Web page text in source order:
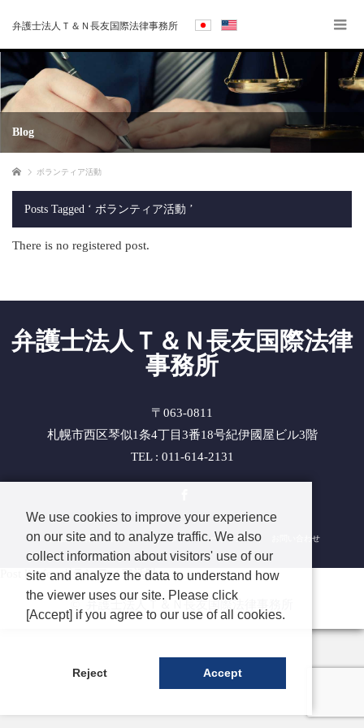
弁護士法人Ｔ＆Ｎ長友国際法律事務所
Blog
Home ボランティア活動
Posts Tagged ‘ ボランティア活動 ’
There is no registered post.
弁護士法人Ｔ＆Ｎ長友国際法律
事務所
〒063-0811
札幌市西区琴似1条4丁目3番18号紀伊國屋ビル3階
TEL : 011-614-2131
Facebook
長友国際法律事務所について プライバシーポリシー お問い合わせ
Post list for ボランティア活動
TEL CONTACT ENGLISH
We use cookies to improve your experience
on our site and to analyze traffic. We also
collect information about visitors' use of our
site and analyze the data to understand how
the viewer uses our site. Please click
[Accept] if you agree to our use of all cookies.
Reject Accept